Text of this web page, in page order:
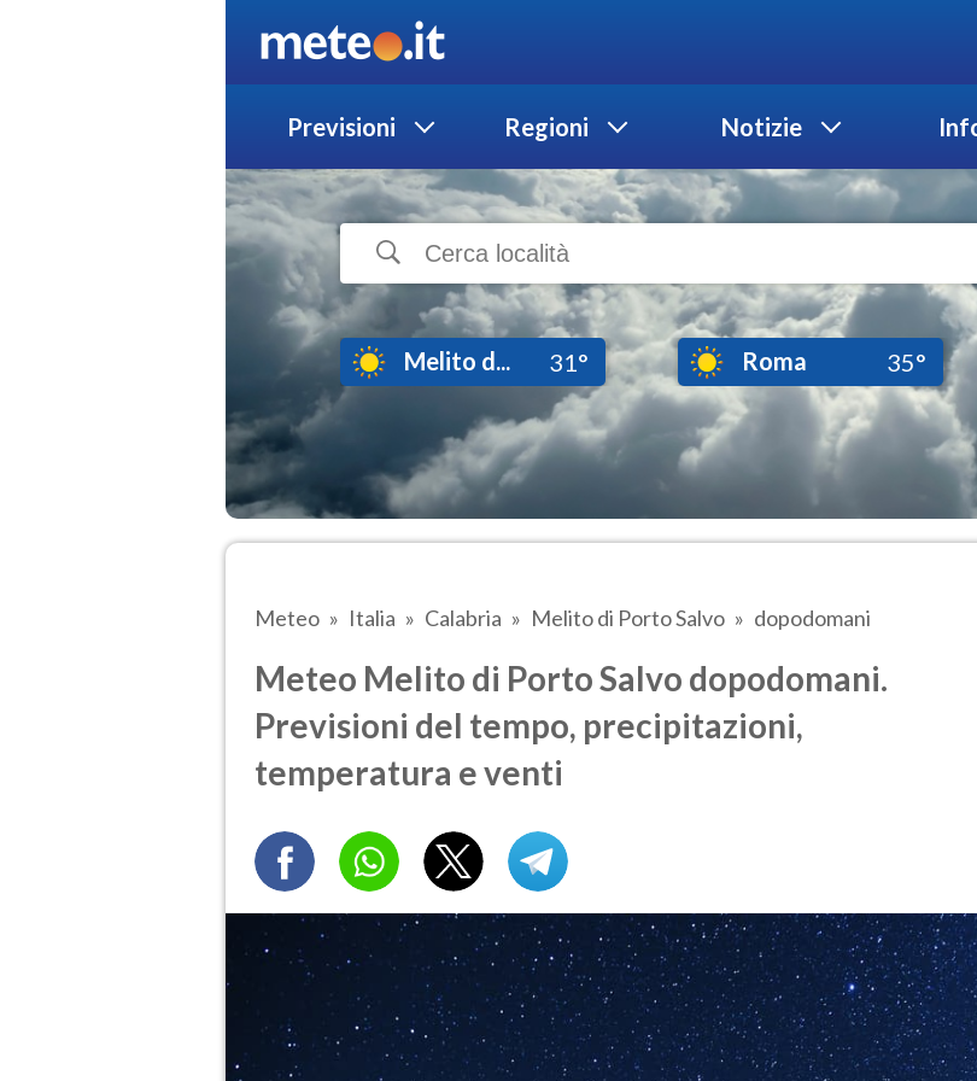
Previsioni Regioni Notizie
Melito d... 31° Roma 35°
Meteo Italia Calabria Melito di Porto Salvo dopodomani
Meteo Melito di Porto Salvo dopodomani.
Previsioni del tempo, precipitazioni,
temperatura e venti